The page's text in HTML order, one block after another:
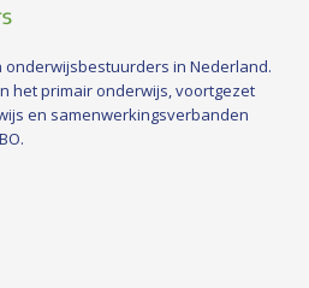
onderwijsbestuurders in Nederland.
het primair onderwijs, voortgezet
en samenwerkingsverbanden